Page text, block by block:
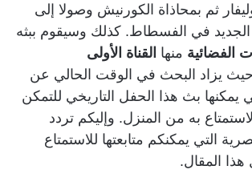
ثم بمحاذاة الكورنيش وصولا إلى
في الفسطاط. كذلك وسيقوم ببثه
الفضائية منها القناة الأولى
يزاد البحث في الوقت الحالي عن
يمكنها بث هذا الحفل التاريخي للتمكن
به من المنزل. وإليكم تردد
التي يمكنكم متابعتها للاستمتاع
المقال.